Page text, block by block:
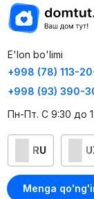
Menga
E'lon bo'limi
+998 (78) 113-
+998 (93) 390-
Пн-Пт. С 9:30 до
RU
Kontaktlar